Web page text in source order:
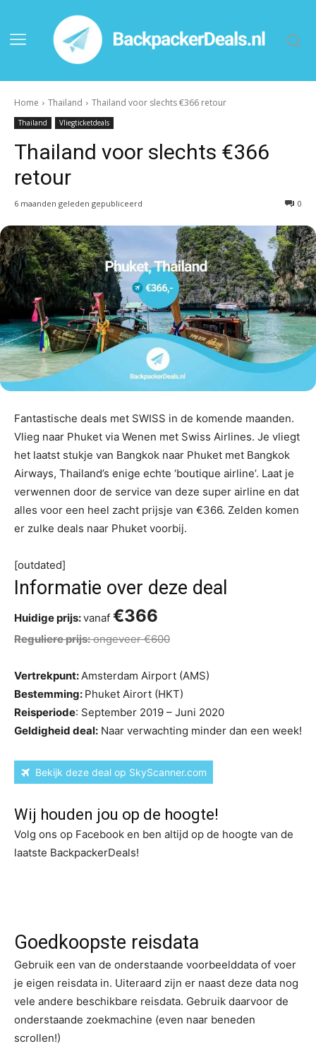
Home Thailand Thailand voor slechts €366 retour
Thailand Vliegticketdeals
Thailand voor slechts €366
retour
6 maanden geleden gepubliceerd 0
Fantastische deals met SWISS in de komende maanden.
Vlieg naar Phuket via Wenen met Swiss Airlines. Je vliegt
het laatst stukje van Bangkok naar Phuket met Bangkok
Airways, Thailand’s enige echte ‘boutique airline’. Laat je
verwennen door de service van deze super airline en dat
alles voor een heel zacht prijsje van €366. Zelden komen
er zulke deals naar Phuket voorbij.
[outdated]
Informatie over deze deal
Huidige prijs:vanaf €366
Reguliere prijs:ongeveer €600
Vertrekpunt:Amsterdam Airport (AMS)
Bestemming: Phuket Airort (HKT)
Reisperiode: September 2019 – Juni 2020
Geldigheid deal: Naar verwachting minder dan een week!
Bekijk deze deal op SkyScanner.com
Wij houden jou op de hoogte!
Volg ons op Facebook en ben altijd op de hoogte van de
laatste BackpackerDeals!
Goedkoopste reisdata
Gebruik een van de onderstaande voorbeelddata of voer
je eigen reisdata in. Uiteraard zijn er naast deze data nog
vele andere beschikbare reisdata. Gebruik daarvoor de
onderstaande zoekmachine (even naar beneden
scrollen!)